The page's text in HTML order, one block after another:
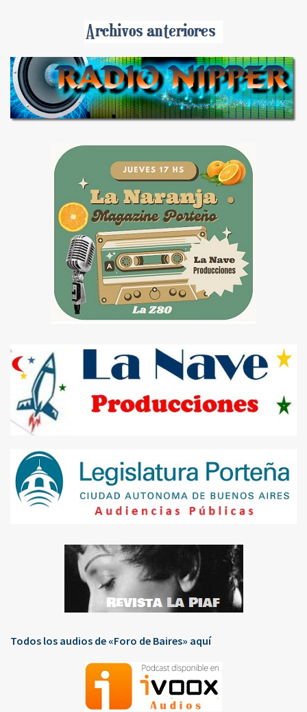
Todos los audios de «Foro de Baires» aquí